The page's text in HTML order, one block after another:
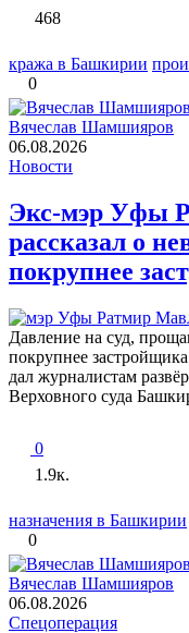
468
кража в Башкирии
0
Вячеслав Шамшияров
06.08.2026
Новости
Экс-мэр Уфы
рассказал о
покрупнее
Давление на суд,
покрупнее
дал журналистам
Верховного суда
0
1.9к.
назначения в Башкирии
0
Вячеслав Шамшияров
06.08.2026
Спецоперация